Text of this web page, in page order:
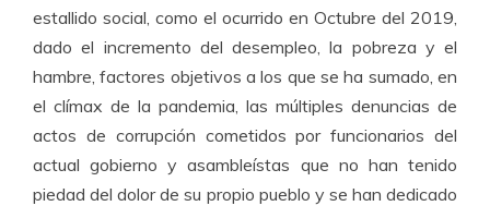
estallido social, como el ocurrido en Octubre del 2019,
dado el incremento del desempleo, la pobreza y el
hambre, factores objetivos a los que se ha sumado, en
el clímax de la pandemia, las múltiples denuncias de
actos de corrupción cometidos por funcionarios del
actual gobierno y asambleístas que no han tenido
piedad del dolor de su propio pueblo y se han dedicado